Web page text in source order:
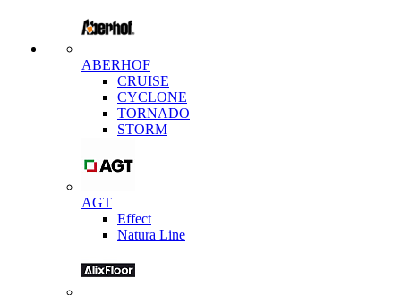
ABERHOF
CRUISE
CYCLONE
TORNADO
STORM
AGT
Effect
Natura Line